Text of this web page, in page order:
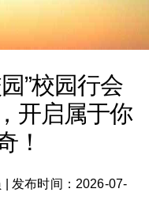
”校园行会
开启属于你
！
发布时间：2026-07-